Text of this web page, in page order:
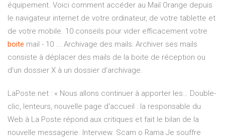
équipement. Voici comment accéder au Mail Orange depuis
le navigateur internet de votre ordinateur, de votre tablette et
de votre mobile. 10 conseils pour vider efficacement votre
boite mail - 10 ... Archivage des mails: Archiver ses mails
consiste à déplacer des mails de la boite de réception ou
d'un dossier X à un dossier d'archivage.
LaPoste.net : « Nous allons continuer à apporter les… Double-
clic, lenteurs, nouvelle page d'accueil : la responsable du
Web à La Poste répond aux critiques et fait le bilan de la
nouvelle messagerie. Interview. Scam o Rama Je souffre